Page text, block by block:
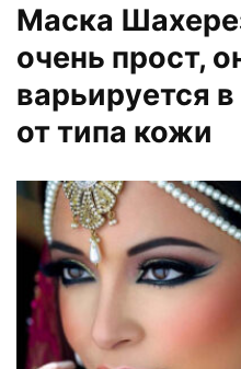
Маска
очень прост,
варьируется
от типа кожи